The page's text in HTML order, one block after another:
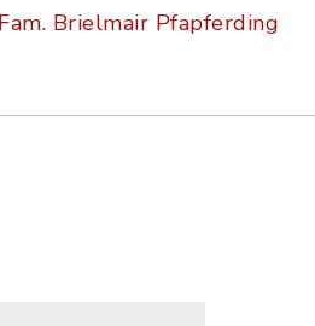
Fam. Brielmair Pfapferding